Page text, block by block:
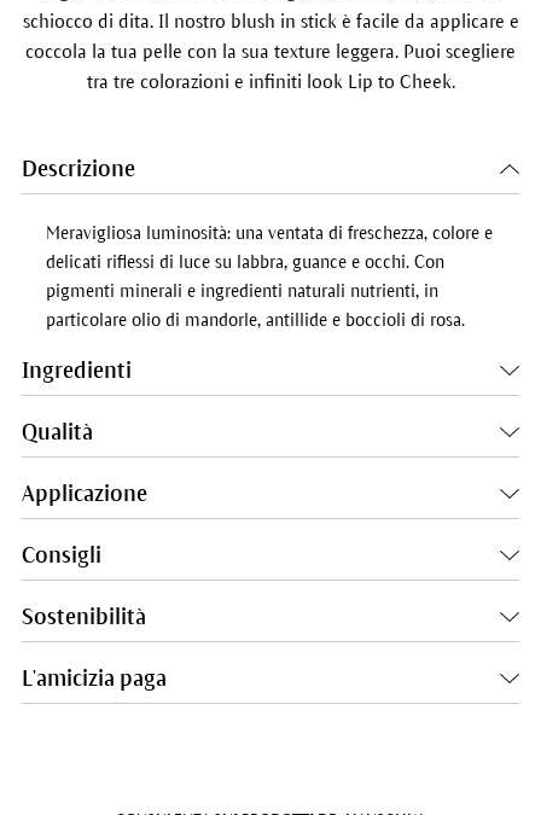
schiocco di dita. Il nostro blush in stick è facile da applicare e
coccola la tua pelle con la sua texture leggera. Puoi scegliere
tra tre colorazioni e infiniti look Lip to Cheek.
Descrizione
Meravigliosa luminosità: una ventata di freschezza, colore e
delicati riflessi di luce su labbra, guance e occhi. Con
pigmenti minerali e ingredienti naturali nutrienti, in
particolare olio di mandorle, antillide e boccioli di rosa.
Ingredienti
Qualità
Applicazione
Consigli
Sostenibilità
L'amicizia paga